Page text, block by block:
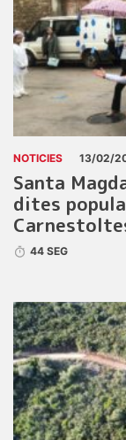
NOTICIES 13/02/
Santa
dites
44 SEG